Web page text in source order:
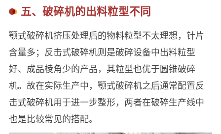
五、破碎机的出料粒型不同
颚式破碎机挤压处理后的物料粒型不太理想，针片
含量多；反击式破碎机则是破碎设备中出料粒型
好、成品棱角少的产品，其粒型也优于圆锥破碎
机。故在实际生产中，颚式破碎机之后通常配置反
击式破碎机用于进一步整形，两者在破碎生产线中
也是比较常见的搭配。